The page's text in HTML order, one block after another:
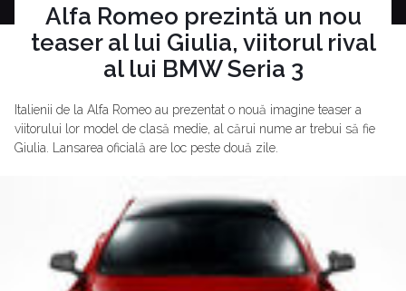
Alfa Romeo prezintă un nou
teaser al lui Giulia, viitorul rival
al lui BMW Seria 3
Italienii de la Alfa Romeo au prezentat o nouă imagine teaser a
viitorului lor model de clasă medie, al cărui nume ar trebui să fie
Giulia. Lansarea oficială are loc peste două zile.